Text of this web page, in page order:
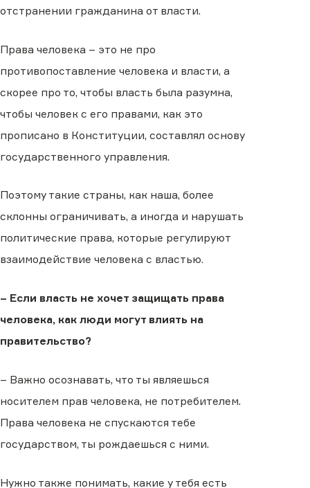
отстранении гражданина от власти.
Права человека – это не про
противопоставление человека и власти, а
скорее про то, чтобы власть была разумна,
чтобы человек с его правами, как это
прописано в Конституции, составлял основу
государственного управления.
Поэтому такие страны, как наша, более
склонны ограничивать, а иногда и нарушать
политические права, которые регулируют
взаимодействие человека с властью.
– Если власть не хочет защищать права
человека, как люди могут влиять на
правительство?
– Важно осознавать, что ты являешься
носителем прав человека, не потребителем.
Права человека не спускаются тебе
государством, ты рождаешься с ними.
Нужно также понимать, какие у тебя есть